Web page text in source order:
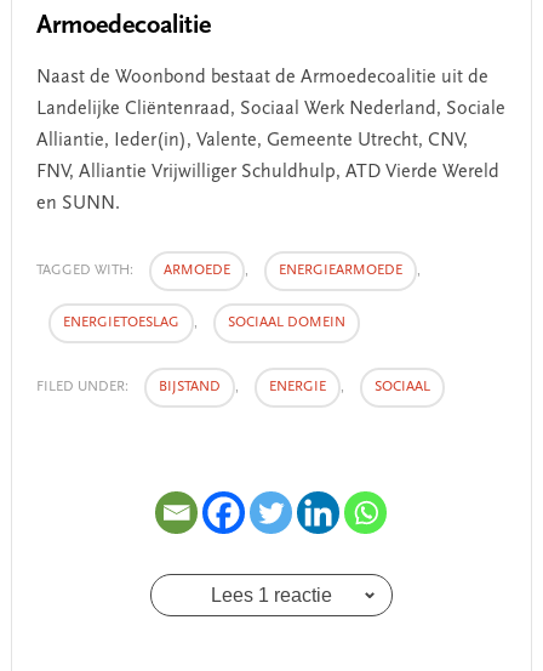
Armoedecoalitie
Naast de Woonbond bestaat de Armoedecoalitie uit de
Landelijke Cliëntenraad, Sociaal Werk Nederland, Sociale
Alliantie, Ieder(in), Valente, Gemeente Utrecht, CNV,
FNV, Alliantie Vrijwilliger Schuldhulp, ATD Vierde Wereld
en SUNN.
TAGGED WITH: ARMOEDE , ENERGIEARMOEDE ,
ENERGIETOESLAG , SOCIAAL DOMEIN
FILED UNDER: BIJSTAND , ENERGIE , SOCIAAL
Lees 1 reactie